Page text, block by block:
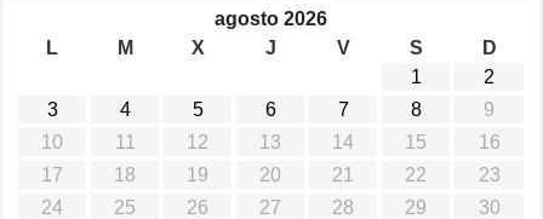
agosto 2026
L
M X J V S
D
1
2
3
4 5 6 7 8
9
10
11 12 13 14 15
16
17
18 19 20 21 22
23
24
25 26 27 28 29
30